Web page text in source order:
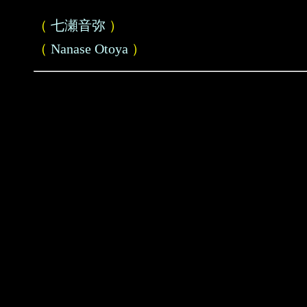
（ 七瀬音弥 ）
（ Nanase Otoya ）